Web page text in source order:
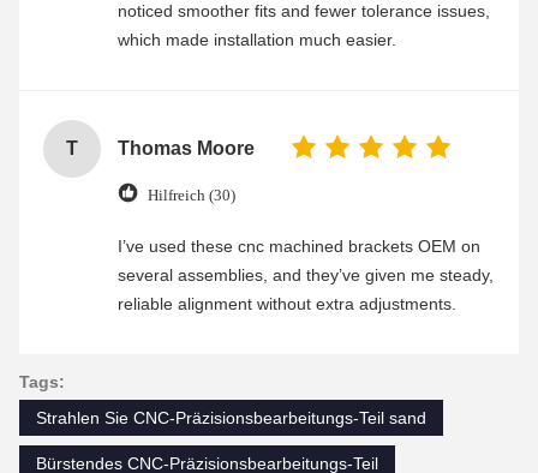
noticed smoother fits and fewer tolerance issues,
which made installation much easier.
T Thomas Moore
Hilfreich (30)
I’ve used these cnc machined brackets OEM on
several assemblies, and they’ve given me steady,
reliable alignment without extra adjustments.
Tags:
Strahlen Sie CNC-Präzisionsbearbeitungs-Teil sand
Bürstendes CNC-Präzisionsbearbeitungs-Teil